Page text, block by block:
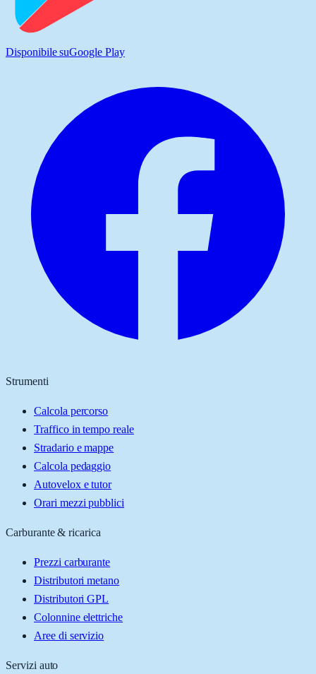
Disponibile suGoogle Play
Strumenti
Calcola percorso
Traffico in tempo reale
Stradario e mappe
Calcola pedaggio
Autovelox e tutor
Orari mezzi pubblici
Carburante & ricarica
Prezzi carburante
Distributori metano
Distributori GPL
Colonnine elettriche
Aree di servizio
Servizi auto